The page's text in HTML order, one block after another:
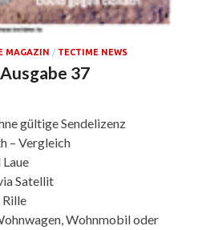
MAGAZIN / TECTIME NEWS
37
gültige Sendelizenz
– Vergleich
Satellit
Wohnmobil oder